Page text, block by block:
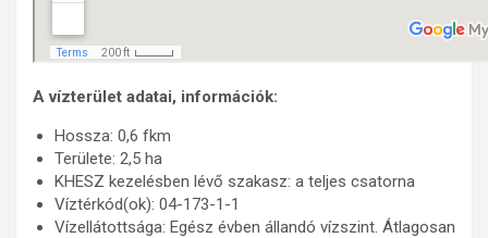
A vízterület adatai, információk:
Hossza: 0,6 fkm
Területe: 2,5 ha
KHESZ kezelésben lévő szakasz: a teljes csatorna
Víztérkód(ok): 04-173-1-1
Vízellátottsága: Egész évben állandó vízszint. Átlagosan